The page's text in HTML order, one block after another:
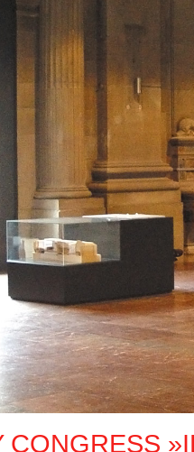
CONGRESS